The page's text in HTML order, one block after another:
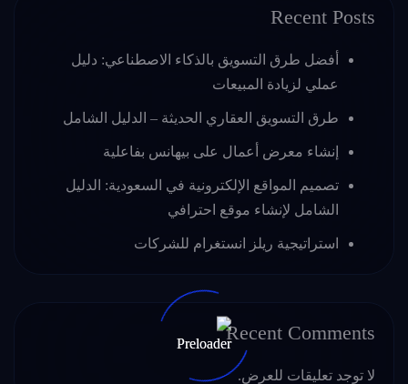
Recent Posts
أفضل طرق التسويق بالذكاء الاصطناعي: دليل
عملي لزيادة المبيعات
طرق التسويق العقاري الحديثة – الدليل الشامل
إنشاء معرض أعمال على بيهانس بفاعلية
تصميم المواقع الإلكترونية في السعودية: الدليل
الشامل لإنشاء موقع احترافي
استراتيجية ريلز انستغرام للشركات
Recent Comments
لا توجد تعليقات للعرض.